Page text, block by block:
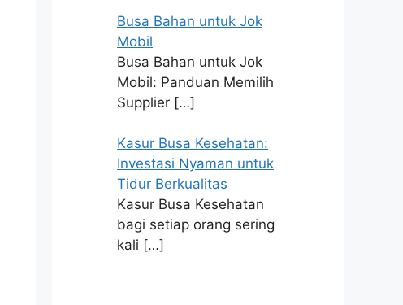
Busa Bahan untuk Jok
Mobil
Busa Bahan untuk Jok
Mobil: Panduan Memilih
Supplier […]
Kasur Busa Kesehatan:
Investasi Nyaman untuk
Tidur Berkualitas
Kasur Busa Kesehatan
bagi setiap orang sering
kali […]